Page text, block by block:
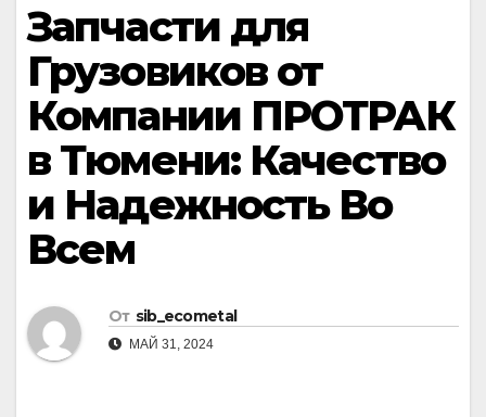
Запчасти для
Грузовиков от
Компании ПРОТРАК
в Тюмени: Качество
и Надежность Во
Всем
От sib_ecometal
МАЙ 31, 2024